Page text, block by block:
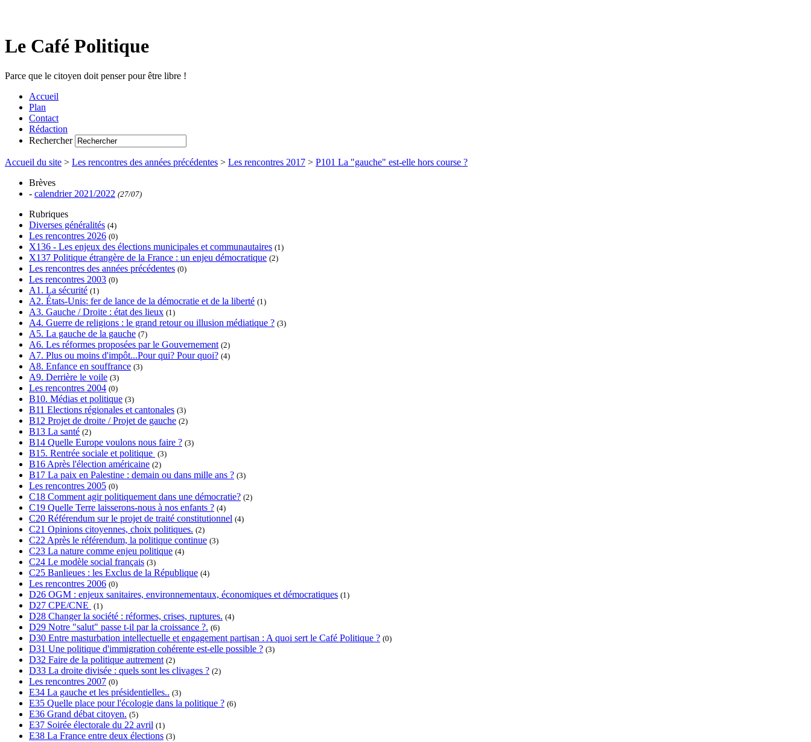
Le Café Politique
Parce que le citoyen doit penser pour être libre !
Accueil
Plan
Contact
Rédaction
Rechercher
Accueil du site > Les rencontres des années précédentes > Les rencontres 2017 > P101 La "gauche" est-elle hors course ?
Brèves
- calendrier 2021/2022 (27/07)
Rubriques
Diverses généralités (4)
Les rencontres 2026 (0)
X136 - Les enjeux des élections municipales et communautaires (1)
X137 Politique étrangère de la France : un enjeu démocratique (2)
Les rencontres des années précédentes (0)
Les rencontres 2003 (0)
A1. La sécurité (1)
A2. États-Unis: fer de lance de la démocratie et de la liberté (1)
A3. Gauche / Droite : état des lieux (1)
A4. Guerre de religions : le grand retour ou illusion médiatique ? (3)
A5. La gauche de la gauche (7)
A6. Les réformes proposées par le Gouvernement (2)
A7. Plus ou moins d'impôt...Pour qui? Pour quoi? (4)
A8. Enfance en souffrance (3)
A9. Derrière le voile (3)
Les rencontres 2004 (0)
B10. Médias et politique (3)
B11 Elections régionales et cantonales (3)
B12 Projet de droite / Projet de gauche (2)
B13 La santé (2)
B14 Quelle Europe voulons nous faire ? (3)
B15. Rentrée sociale et politique (3)
B16 Après l'élection américaine (2)
B17 La paix en Palestine : demain ou dans mille ans ? (3)
Les rencontres 2005 (0)
C18 Comment agir politiquement dans une démocratie? (2)
C19 Quelle Terre laisserons-nous à nos enfants ? (4)
C20 Référendum sur le projet de traité constitutionnel (4)
C21 Opinions citoyennes, choix politiques. (2)
C22 Après le référendum, la politique continue (3)
C23 La nature comme enjeu politique (4)
C24 Le modèle social français (3)
C25 Banlieues : les Exclus de la République (4)
Les rencontres 2006 (0)
D26 OGM : enjeux sanitaires, environnementaux, économiques et démocratiques (1)
D27 CPE/CNE (1)
D28 Changer la société : réformes, crises, ruptures. (4)
D29 Notre "salut" passe t-il par la croissance ?. (6)
D30 Entre masturbation intellectuelle et engagement partisan : A quoi sert le Café Politique ? (0)
D31 Une politique d'immigration cohérente est-elle possible ? (3)
D32 Faire de la politique autrement (2)
D33 La droite divisée : quels sont les clivages ? (2)
Les rencontres 2007 (0)
E34 La gauche et les présidentielles.. (3)
E35 Quelle place pour l'écologie dans la politique ? (6)
E36 Grand débat citoyen. (5)
E37 Soirée électorale du 22 avril (1)
E38 La France entre deux élections (3)